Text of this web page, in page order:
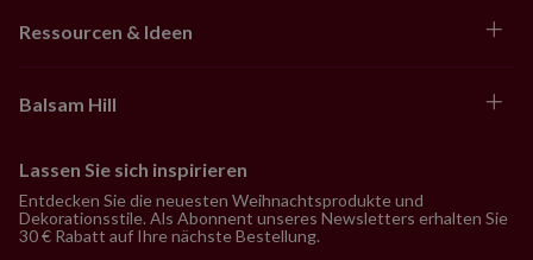
Ressourcen & Ideen
Balsam Hill
Lassen Sie sich inspirieren
Entdecken Sie die neuesten Weihnachtsprodukte und
Dekorationsstile. Als Abonnent unseres Newsletters erhalten Sie
30 € Rabatt auf Ihre nächste Bestellung.